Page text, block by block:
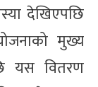
देखिएपछि
मुख्य
यस वितरण